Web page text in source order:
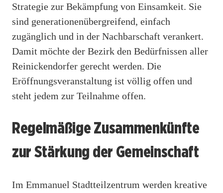
Strategie zur Bekämpfung von Einsamkeit. Sie
sind generationenübergreifend, einfach
zugänglich und in der Nachbarschaft verankert.
Damit möchte der Bezirk den Bedürfnissen aller
Reinickendorfer gerecht werden. Die
Eröffnungsveranstaltung ist völlig offen und
steht jedem zur Teilnahme offen.
Regelmäßige Zusammenkünfte
zur Stärkung der Gemeinschaft
Im Emmanuel Stadtteilzentrum werden kreative